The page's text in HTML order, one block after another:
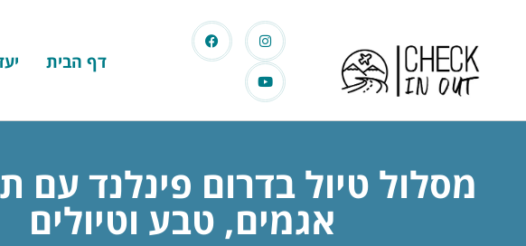
דף הבית
מסלול טיול בדרום פינלנד עם
אגמים, טבע וטיולים